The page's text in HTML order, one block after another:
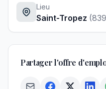
Lieu
Saint-Tropez
Partager l'offre